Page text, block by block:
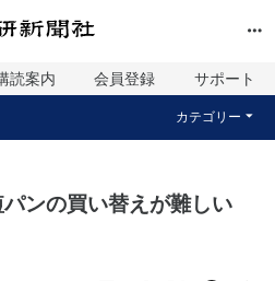
読案内 会員登録 サポート
カテゴリー
パンの買い替えが難しい